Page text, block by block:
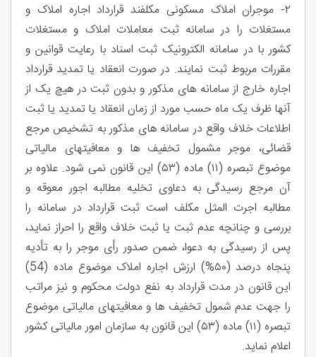
۲- موجران املاک مسکونی مکلفند قرارداد اجاره املاک و
مستغلات را در سامانه ثبت معاملات املاک و مستغلات
کشور با در سامانه الکترونیک ثبت اسناد با رعایت قوانین و
مقررات مربوط ثبت نمایند. در صورت انعقاد یا تمدید قرارداد
اجاره خارج از سامانه های مذکور و بدون ثبت در هیچ یک از
آنها ظرف یک ماه حسب مورد از زمان انعقاد یا تمدید یا ثبت
اطلاعات خلاف واقع در سامانه های مذکور به تشخیص مرجع
قضائی، موجر مشمول تخفیف ها و معافیتهای مالیاتی
موضوع تبصره (۱۱) ماده (۵۳) این قانون نمی شود. علاوه بر
آن مرجع رسیدگی به دعاوی تخلیه مطالبه اجور معوقه و
مطالبه اجرت المثل مکلف است ثبت قرارداد در سامانه را
بررسی و چنانچه عدم ثبت یا ثبت خلاف واقع را احراز نماید،
پس از رسیدگی به دعوا، ضمن صدور رأی موجر را به تأدیه
پنجاه درصد (۵۰%) ارزش اجاره املاک موضوع ماده (54)
این قانون در مدت قرارداد به نفع دولت محکوم و نیز مراتب
را جهت عدم شمول تخفیف ها و معافیتهای مالیاتی موضوع
تبصره (۱۱) ماده (۵۳) این قانون به سازمان امور مالیاتی کشور
اعلام نماید.